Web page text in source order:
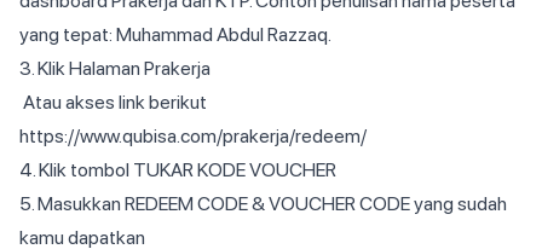
yang tepat: Muhammad Abdul Razzaq.
3. Klik Halaman Prakerja
Atau akses link berikut
https://www.qubisa.com/prakerja/redeem/
4. Klik tombol TUKAR KODE VOUCHER
5. Masukkan REDEEM CODE & VOUCHER CODE yang sudah
kamu dapatkan